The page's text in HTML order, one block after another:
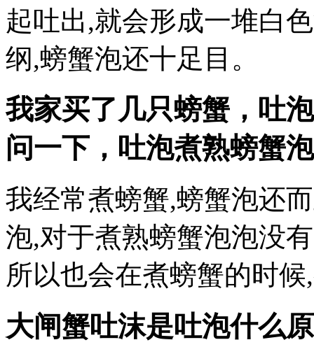
起吐出,就会形成一堆白
纲,螃蟹泡还十足目。
我家买了几只螃蟹，吐
问一下，吐泡煮熟螃蟹
我经常煮螃蟹,螃蟹泡还
泡,对于煮熟螃蟹泡泡没
所以也会在煮螃蟹的时
大闸蟹吐沫是吐泡什么